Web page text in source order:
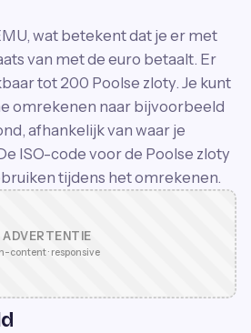
wat betekent dat je er met
van met de euro betaalt. Er
tot 200 Poolse zloty. Je kunt
omrekenen naar bijvoorbeeld
afhankelijk van waar je
ISO-code voor de Poolse zloty
tijdens het omrekenen.
ADVERTENTIE
content · responsive